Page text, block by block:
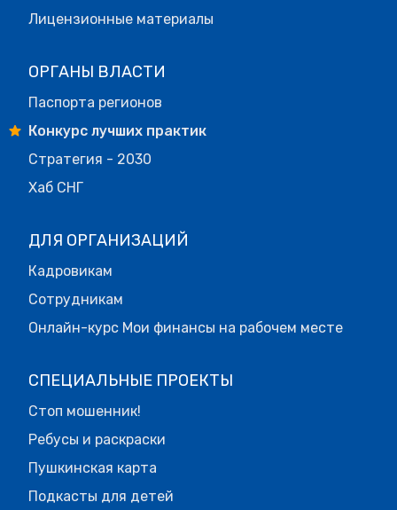
Лицензионные материалы
ОРГАНЫ ВЛАСТИ
Паспорта регионов
Конкурс лучших практик
Стратегия - 2030
Хаб СНГ
ДЛЯ ОРГАНИЗАЦИЙ
Кадровикам
Сотрудникам
Онлайн-курс Мои финансы на рабочем месте
СПЕЦИАЛЬНЫЕ ПРОЕКТЫ
Стоп мошенник!
Ребусы и раскраски
Пушкинская карта
Подкасты для детей